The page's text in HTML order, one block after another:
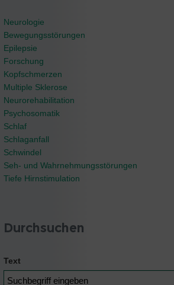
Neurologie
Bewegungsstörungen
Epilepsie
Forschung
Kopfschmerzen
Multiple Sklerose
Neurorehabilitation
Psychosomatik
Schlaf
Schlaganfall
Schwindel
Seh- und Wahrnehmungsstörungen
Tiefe Hirnstimulation
Durchsuchen
Text